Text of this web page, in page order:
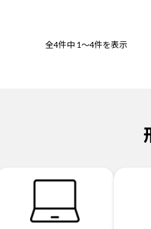
全4件中 1～4件を表示